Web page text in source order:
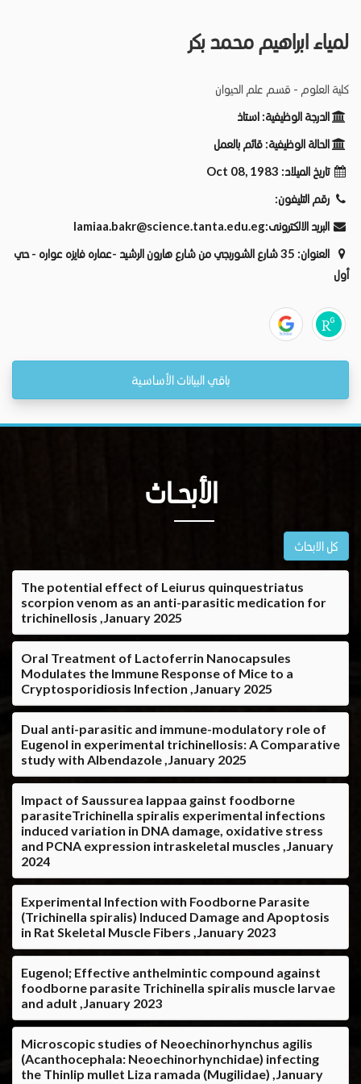
لمياء ابراهيم محمد بكر
كلية العلوم - قسم علم الحيوان
الدرجة الوظيفية: استاذ
الحالة الوظيفية: قائم بالعمل
تاريخ الميلاد: Oct 08, 1983
رقم التليفون:
البريد الالكترونى:lamiaa.bakr@science.tanta.edu.eg
العنوان:
35 شارع الشوربجي من شارع هارون الرشيد -عماره فايزه عواره - حي
أول
باقي البيانات الأساسية
الأبحــاث
كل الابحاث
The potential effect of Leiurus quinquestriatus
scorpion venom as an anti-parasitic medication for
trichinellosis ,January 2025
Oral Treatment of Lactoferrin Nanocapsules
Modulates the Immune Response of Mice to a
Cryptosporidiosis Infection ,January 2025
Dual anti-parasitic and immune-modulatory role of
Eugenol in experimental trichinellosis: A Comparative
study with Albendazole ,January 2025
Impact of Saussurea lappaa gainst foodborne
parasiteTrichinella spiralis experimental infections
induced variation in DNA damage, oxidative stress
and PCNA expression intraskeletal muscles ,January
2024
Experimental Infection with Foodborne Parasite
(Trichinella spiralis) Induced Damage and Apoptosis
in Rat Skeletal Muscle Fibers ,January 2023
Eugenol; Effective anthelmintic compound against
foodborne parasite Trichinella spiralis muscle larvae
and adult ,January 2023
Microscopic studies of Neoechinorhynchus agilis
(Acanthocephala: Neoechinorhynchidae) infecting
the Thinlip mullet Liza ramada (Mugilidae) ,January